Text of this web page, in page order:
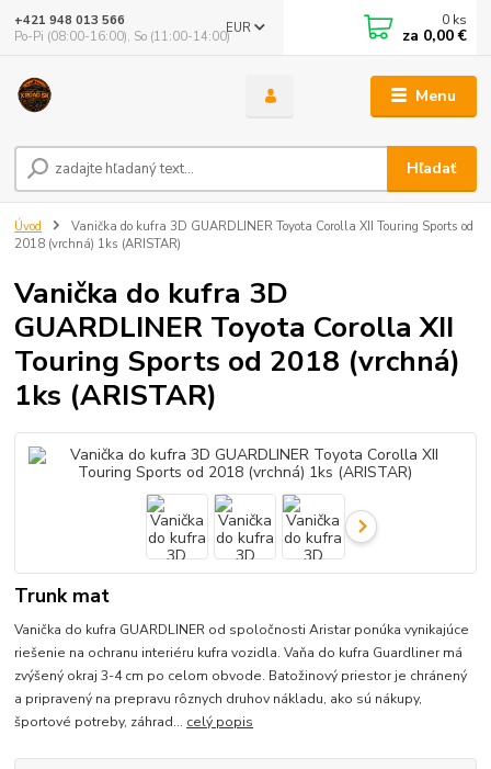
Menu
EUR
Hľadať
+421 948 013 566
Po-Pi (08:00-16:00), So (11:00-14:00)
0 ks
za 0,00 €
Úvod
Vanička do kufra 3D GUARDLINER Toyota Corolla XII Touring Sports od
2018 (vrchná) 1ks (ARISTAR)
Vanička do kufra 3D
GUARDLINER Toyota Corolla XII
Touring Sports od 2018 (vrchná)
1ks (ARISTAR)
Trunk mat
Vanička do kufra GUARDLINER od spoločnosti Aristar ponúka vynikajúce
riešenie na ochranu interiéru kufra vozidla. Vaňa do kufra Guardliner má
zvýšený okraj 3-4 cm po celom obvode. Batožinový priestor je chránený
a pripravený na prepravu rôznych druhov nákladu, ako sú nákupy,
športové potreby, záhrad... celý popis